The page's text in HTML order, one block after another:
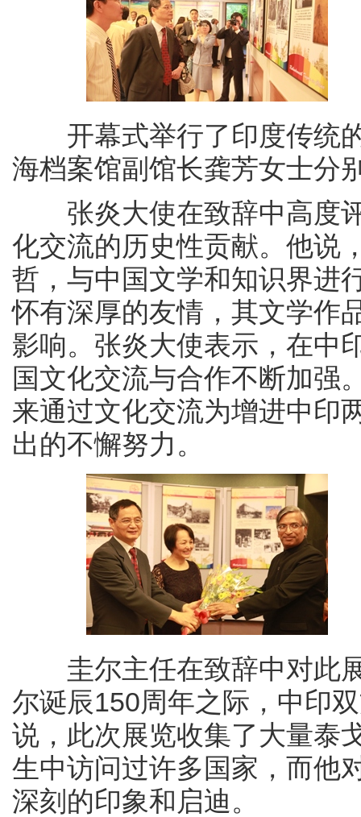
开幕式举行了印度传统的
海档案馆副馆长龚芳女士分
张炎大使在致辞中高度评
化交流的历史性贡献。他说
哲，与中国文学和知识界进
怀有深厚的友情，其文学作
影响。张炎大使表示，在中
国文化交流与合作不断加强
来通过文化交流为增进中印
出的不懈努力。
圭尔主任在致辞中对此展
尔诞辰150周年之际，中印
说，此次展览收集了大量泰
生中访问过许多国家，而他
深刻的印象和启迪。